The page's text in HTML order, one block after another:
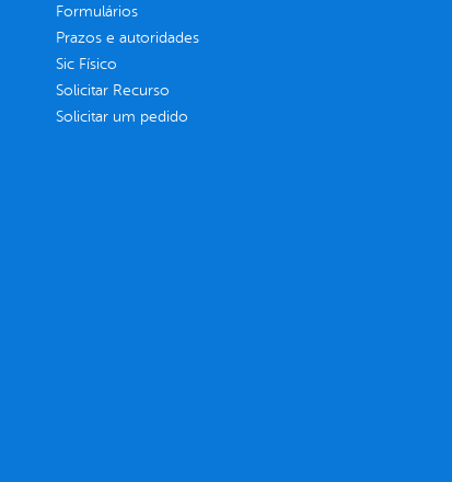
Formulários
Prazos e autoridades
Sic Físico
Solicitar Recurso
Solicitar um pedido